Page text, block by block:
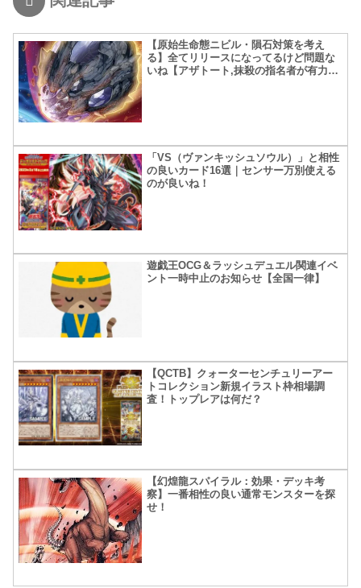
【原始生命態ニビル・隕石対策を考え
る】全てリリースになってるけど問題な
いね【アザトート,抹殺の指名者が有力
「VS（ヴァンキッシュソウル）」と相性
の良いカード16選｜センサー万別使える
のが良いね！
遊戯王OCG＆ラッシュデュエル関連イベ
ント一時中止のお知らせ【全国一律】
【QCTB】クォーターセンチュリーアー
トコレクション新規イラスト枠相場調
査！トップレアは何だ？
【幻煌龍スパイラル：効果・デッキ考
察】一番相性の良い通常モンスターを探
せ！